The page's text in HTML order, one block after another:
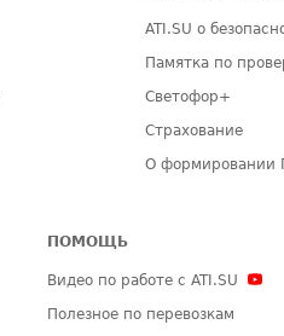
ATI.SU о
Памятка по
Светофор+
Страхование
О формировании
ПОМОЩЬ
Видео по работе с ATI.SU
Полезное по перевозкам